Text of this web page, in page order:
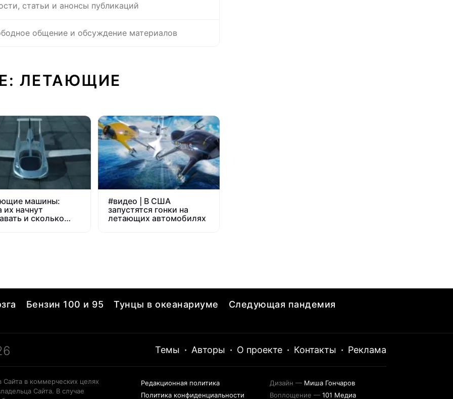
статьи и анонсы публикаций
общение и обсуждение материалов
ЛЕТАЮЩИЕ
машины:
их начнут
и сколько
#видео | В США
запустятся гонки на
летающих автомобилях
Бензин 100 и 95 Тунцы в океанариуме
Следующая пандемия
Темы · Авторы · О проекте · Контакты · Реклама
в коммерческих целях
Сайта. В случае
Редакционная политика
Политика конфиденциальности
Дизайн — Миша Гончаров
Воплощение — 101 Медиа